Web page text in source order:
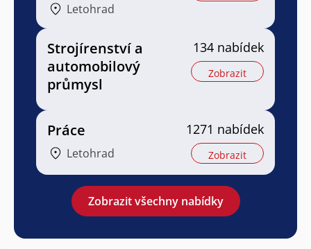
Letohrad
Strojírenství a
automobilový
průmysl
134 nabídek
Zobrazit
Práce
Letohrad
1271 nabídek
Zobrazit
Zobrazit všechny nabídky